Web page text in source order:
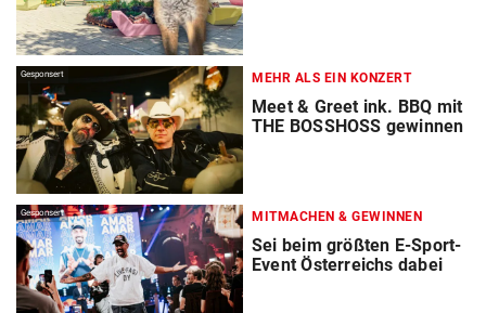
Gesponsert MEHR ALS EIN KONZERT
Meet & Greet ink. BBQ mit
THE BOSSHOSS gewinnen
Gesponsert MITMACHEN & GEWINNEN
Sei beim größten E-Sport-
Event Österreichs dabei